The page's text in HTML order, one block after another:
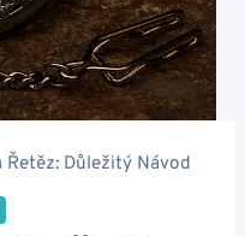
Řetěz: Důležitý Návod